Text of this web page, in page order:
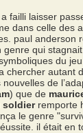
failli laisser
dans celle des
paul anderson
qui
du
chercher autant
de
) que de
soldierremporte
le genre
il était en